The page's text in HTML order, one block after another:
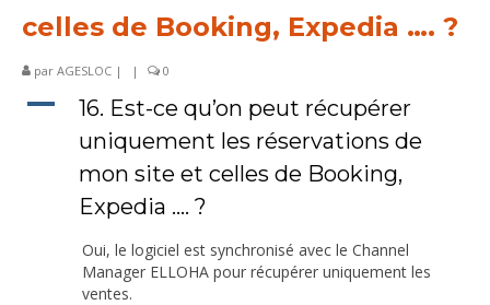
celles de Booking, Expedia …. ?
par AGESLOC | | 0
A
16. Est-ce qu’on peut récupérer
uniquement les réservations de
mon site et celles de Booking,
Expedia …. ?
Oui, le logiciel est synchronisé avec le Channel
Manager ELLOHA pour récupérer uniquement les
ventes.